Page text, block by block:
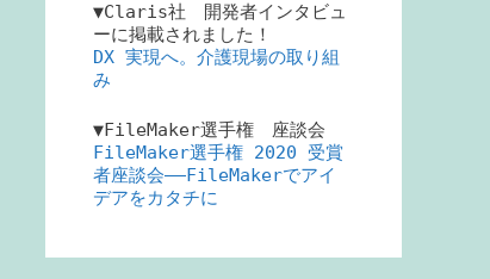
▼Claris社 開発者インタビュ
ーに掲載されました！
DX 実現へ。介護現場の取り組
み
▼FileMaker選手権 座談会
FileMaker選手権 2020 受賞
者座談会――FileMakerでアイ
デアをカタチに